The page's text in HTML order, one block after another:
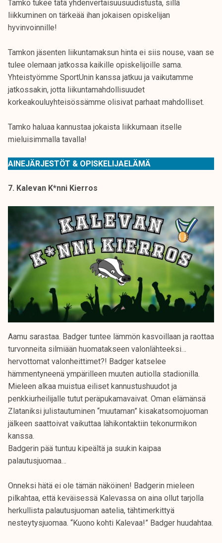
Tamko tukee tätä yhdenvertaisuusuudistusta, sillä
liikkuminen on tärkeää ihan jokaisen opiskelijan
hyvinvoinnille!
Tamkon jäsenten liikuntamaksun hinta ei siis nouse, vaan se
tulee olemaan jatkossa kaikille opiskelijoille sama.
Yhteistyömme SportUnin kanssa jatkuu ja vaikutamme
jatkossakin, jotta liikuntamahdollisuudet
korkeakouluyhteisössämme olisivat parhaat mahdolliset.
Tamko haluaa kannustaa jokaista liikkumaan itselle
mieluisimmalla tavalla!
AINEJÄRJESTÖT & OPISKELIJAELÄMÄ
7. Kalevan K*nni Kierros
Aamu sarastaa. Badger tuntee lämmön kasvoillaan ja raottaa
turvonneita silmiään huomatakseen valonlähteeksi…
hervottomat valonheittimet?! Badger katselee
hämmentyneenä ympärilleen muuten autiolla stadionilla.
Mieleen alkaa muistua eiliset kannustushuudot ja
penkkiurheilijalle tutut peräpukamavaivat. Oman elämänsä
Zlataniksi julistautuminen “muutaman” kisakatsomojuoman
jälkeen saattoivat vaikuttaa lähikontaktiin tekonurmikon
kanssa.
Badgerin pää tuntuu kipeältä ja suukin kaipaa
palautusjuomaa…
Onneksi hätä ei ole tämän näköinen! Badgerin mieleen
pilkahtaa, että keväisessä Kalevassa on aina ollut tarjolla
herkullista palautusjuoman aatelia, tähtimerkittyä
nesteytysjuomaa. “Kuono kohti Kalevaa!” Badger huudahtaa.